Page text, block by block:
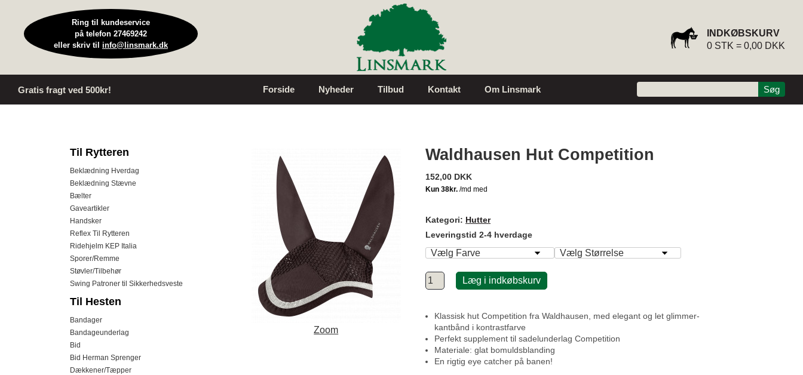
Ring til kundeservice
på telefon 27469242
eller skriv til info@linsmark.dk
INDKØBSKURV
0 STK = 0,00 DKK
Gratis fragt ved 500kr! Forside Nyheder Tilbud Kontakt Om Linsmark
Til Rytteren
Beklædning Hverdag
Beklædning Stævne
Bælter
Gaveartikler
Handsker
Reflex Til Rytteren
Ridehjelm KEP Italia
Sporer/Remme
Støvler/Tilbehør
Swing Patroner til Sikkerhedsveste
Til Hesten
Bandager
Bandageunderlag
Bid
Bid Herman Sprenger
Dækkener/Tæpper
Zoom
Waldhausen Hut Competition
152,00 DKK
Kategori: Hutter
Leveringstid 2-4 hverdage
Læg i indkøbskurv
Klassisk hut Competition fra Waldhausen, med elegant og let glimmer-
kantbånd i kontrastfarve
Perfekt supplement til sadelunderlag Competition
Materiale: glat bomuldsblanding
En rigtig eye catcher på banen!